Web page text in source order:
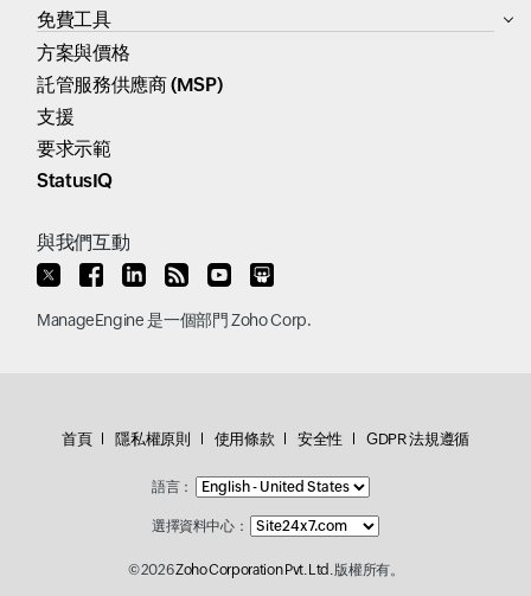
免費工具
方案與價格
託管服務供應商 (MSP)
支援
要求示範
StatusIQ
與我們互動
ManageEngine是一個部門Zoho Corp.
首頁 隱私權原則 使用條款 安全性 GDPR 法規遵循
語言：
選擇資料中心：
© 2026Zoho Corporation Pvt. Ltd.版權所有。